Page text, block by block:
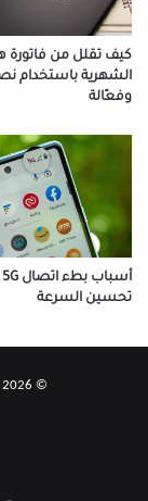
كيف تقلل من فاتورة
الشهرية باستخدام
وفعّالة
تحسين السرعة
© Copyright 2026 أحلى هاوم, All Rights Reserved